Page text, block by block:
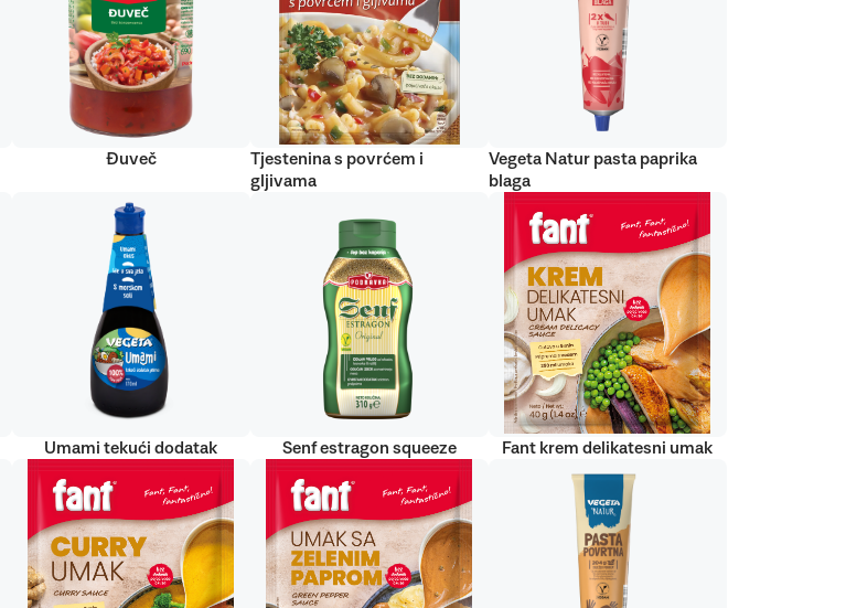
Đuveč
Tjestenina s povrćem i
gljivama
Vegeta Natur pasta paprika
blaga
Umami tekući dodatak Senf estragon squeeze Fant krem delikatesni umak